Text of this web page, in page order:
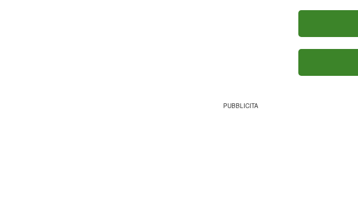
Il dolore del sindaco di Nocera
La notizia della prematura scomparsa dell'avvocatessa
Veronica si è subito diffusa a Nocera Inferiore.